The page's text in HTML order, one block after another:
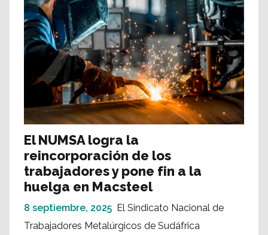
El NUMSA logra la
reincorporación de los
trabajadores y pone fin a la
huelga en Macsteel
8 septiembre, 2025 El Sindicato Nacional de
Trabajadores Metalúrgicos de Sudáfrica